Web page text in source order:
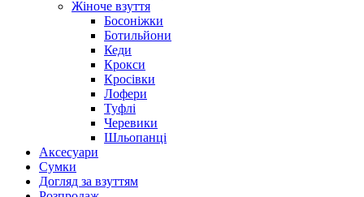
Жіноче взуття
Босоніжки
Ботильйони
Кеди
Крокси
Кросівки
Лофери
Туфлі
Черевики
Шльопанці
Аксесуари
Сумки
Догляд за взуттям